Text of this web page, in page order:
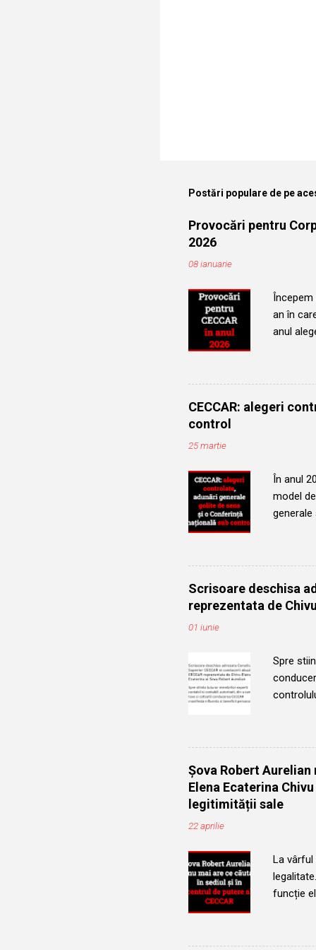
Postări populare de pe
Provocări pentru
2026
08 ianuarie
Începem
an în
anul
Vom
a
Robert
CECCAR: alegeri
control
25 martie
În anul
model
pentru
membrii
real, au
Scrisoare deschisa
reprezentata de
01 iunie
Spre
detinea
Șova Robert Aurelian
Elena Ecaterina
legitimității sale
22 aprilie
La vârful
funcție
Șova